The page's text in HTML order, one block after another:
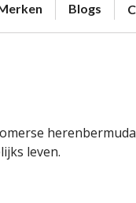
Blogs
leven.